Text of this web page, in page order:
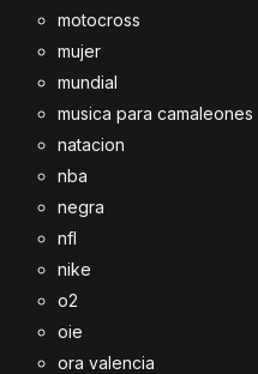
motocross
mujer
mundial
musica para camaleones
natacion
nba
negra
nfl
nike
o2
oie
ora valencia